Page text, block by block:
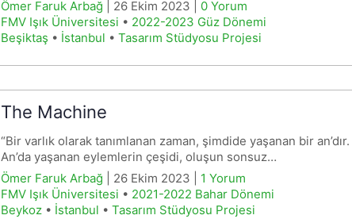
Ömer Faruk Arbağ | 26 Ekim 2023 | 0 Yorum
FMV Işık Üniversitesi • 2022-2023 Güz Dönemi
Beşiktaş • İstanbul • Tasarım Stüdyosu Projesi
The Machine
“Bir varlık olarak tanımlanan zaman, şimdide yaşanan bir an’dır.
An’da yaşanan eylemlerin çeşidi, oluşun sonsuz…
Ömer Faruk Arbağ | 26 Ekim 2023 | 1 Yorum
FMV Işık Üniversitesi • 2021-2022 Bahar Dönemi
Beykoz• İstanbul • Tasarım Stüdyosu Projesi